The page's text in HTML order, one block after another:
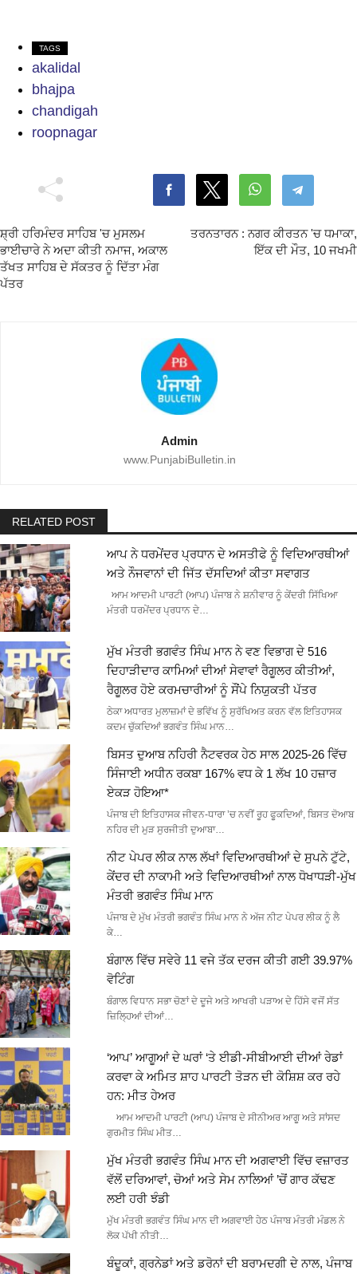
TAGS
akalidal
bhajpa
chandigah
roopnagar
ਸ਼੍ਰੀ ਹਰਿਮੰਦਰ ਸਾਹਿਬ 'ਚ ਮੁਸਲਮ
ਭਾਈਚਾਰੇ ਨੇ ਅਦਾ ਕੀਤੀ ਨਮਾਜ, ਅਕਾਲ
ਤੱਖਤ ਸਾਹਿਬ ਦੇ ਸੱਕਤਰ ਨੂੰ ਦਿੱਤਾ ਮੰਗ
ਪੱਤਰ
ਤਰਨਤਾਰਨ : ਨਗਰ ਕੀਰਤਨ 'ਚ ਧਮਾਕਾ,
ਇੱਕ ਦੀ ਮੌਤ, 10 ਜਖਮੀ
Admin
www.PunjabiBulletin.in
RELATED POST
ਆਪ ਨੇ ਧਰਮੇਂਦਰ ਪ੍ਰਧਾਨ ਦੇ ਅਸਤੀਫੇ ਨੂੰ ਵਿਦਿਆਰਥੀਆਂ
ਅਤੇ ਨੌਜਵਾਨਾਂ ਦੀ ਜਿੱਤ ਦੱਸਦਿਆਂ ਕੀਤਾ ਸਵਾਗਤ
ਆਮ ਆਦਮੀ ਪਾਰਟੀ (ਆਪ) ਪੰਜਾਬ ਨੇ ਸ਼ਨੀਵਾਰ ਨੂੰ ਕੇਂਦਰੀ ਸਿੱਖਿਆ
ਮੰਤਰੀ ਧਰਮੇਂਦਰ ਪ੍ਰਧਾਨ ਦੇ…
ਮੁੱਖ ਮੰਤਰੀ ਭਗਵੰਤ ਸਿੰਘ ਮਾਨ ਨੇ ਵਣ ਵਿਭਾਗ ਦੇ 516
ਦਿਹਾੜੀਦਾਰ ਕਾਮਿਆਂ ਦੀਆਂ ਸੇਵਾਵਾਂ ਰੈਗੂਲਰ ਕੀਤੀਆਂ,
ਰੈਗੂਲਰ ਹੋਏ ਕਰਮਚਾਰੀਆਂ ਨੂੰ ਸੌਂਪੇ ਨਿਯੁਕਤੀ ਪੱਤਰ
ਠੇਕਾ ਅਧਾਰਤ ਮੁਲਾਜ਼ਮਾਂ ਦੇ ਭਵਿੱਖ ਨੂੰ ਸੁਰੱਖਿਅਤ ਕਰਨ ਵੱਲ ਇਤਿਹਾਸਕ
ਕਦਮ ਚੁੱਕਦਿਆਂ ਭਗਵੰਤ ਸਿੰਘ ਮਾਨ…
ਬਿਸਤ ਦੁਆਬ ਨਹਿਰੀ ਨੈਟਵਰਕ ਹੇਠ ਸਾਲ 2025-26 ਵਿੱਚ
ਸਿੰਜਾਈ ਅਧੀਨ ਰਕਬਾ 167% ਵਧ ਕੇ 1 ਲੱਖ 10 ਹਜ਼ਾਰ
ਏਕੜ ਹੋਇਆ*
ਪੰਜਾਬ ਦੀ ਇਤਿਹਾਸਕ ਜੀਵਨ-ਧਾਰਾ ’ਚ ਨਵੀਂ ਰੂਹ ਫੂਕਦਿਆਂ, ਬਿਸਤ ਦੋਆਬ
ਨਹਿਰ ਦੀ ਮੁੜ ਸੁਰਜੀਤੀ ਦੁਆਬਾ…
ਨੀਟ ਪੇਪਰ ਲੀਕ ਨਾਲ ਲੱਖਾਂ ਵਿਦਿਆਰਥੀਆਂ ਦੇ ਸੁਪਨੇ ਟੁੱਟੇ,
ਕੇਂਦਰ ਦੀ ਨਾਕਾਮੀ ਅਤੇ ਵਿਦਿਆਰਥੀਆਂ ਨਾਲ ਧੋਖਾਧੜੀ-ਮੁੱਖ
ਮੰਤਰੀ ਭਗਵੰਤ ਸਿੰਘ ਮਾਨ
ਪੰਜਾਬ ਦੇ ਮੁੱਖ ਮੰਤਰੀ ਭਗਵੰਤ ਸਿੰਘ ਮਾਨ ਨੇ ਅੱਜ ਨੀਟ ਪੇਪਰ ਲੀਕ ਨੂੰ ਲੈ
ਕੇ…
ਬੰਗਾਲ ਵਿੱਚ ਸਵੇਰੇ 11 ਵਜੇ ਤੱਕ ਦਰਜ ਕੀਤੀ ਗਈ 39.97%
ਵੋਟਿੰਗ
ਬੰਗਾਲ ਵਿਧਾਨ ਸਭਾ ਚੋਣਾਂ ਦੇ ਦੂਜੇ ਅਤੇ ਆਖਰੀ ਪੜਾਅ ਦੇ ਹਿੱਸੇ ਵਜੋਂ ਸੱਤ
ਜ਼ਿਲ੍ਹਿਆਂ ਦੀਆਂ…
‘ਆਪ’ ਆਗੂਆਂ ਦੇ ਘਰਾਂ ‘ਤੇ ਈਡੀ-ਸੀਬੀਆਈ ਦੀਆਂ ਰੇਡਾਂ
ਕਰਵਾ ਕੇ ਅਮਿਤ ਸ਼ਾਹ ਪਾਰਟੀ ਤੋੜਨ ਦੀ ਕੋਸ਼ਿਸ਼ ਕਰ ਰਹੇ
ਹਨ: ਮੀਤ ਹੇਅਰ
ਆਮ ਆਦਮੀ ਪਾਰਟੀ (ਆਪ) ਪੰਜਾਬ ਦੇ ਸੀਨੀਅਰ ਆਗੂ ਅਤੇ ਸਾਂਸਦ
ਗੁਰਮੀਤ ਸਿੰਘ ਮੀਤ…
ਮੁੱਖ ਮੰਤਰੀ ਭਗਵੰਤ ਸਿੰਘ ਮਾਨ ਦੀ ਅਗਵਾਈ ਵਿੱਚ ਵਜ਼ਾਰਤ
ਵੱਲੋਂ ਦਰਿਆਵਾਂ, ਚੋਆਂ ਅਤੇ ਸੇਮ ਨਾਲਿਆਂ ’ਚੋਂ ਗਾਰ ਕੱਢਣ
ਲਈ ਹਰੀ ਝੰਡੀ
ਮੁੱਖ ਮੰਤਰੀ ਭਗਵੰਤ ਸਿੰਘ ਮਾਨ ਦੀ ਅਗਵਾਈ ਹੇਠ ਪੰਜਾਬ ਮੰਤਰੀ ਮੰਡਲ ਨੇ
ਲੋਕ ਪੱਖੀ ਨੀਤੀ…
ਬੰਦੂਕਾਂ, ਗ੍ਰਨੇਡਾਂ ਅਤੇ ਡਰੋਨਾਂ ਦੀ ਬਰਾਮਦਗੀ ਦੇ ਨਾਲ, ਪੰਜਾਬ